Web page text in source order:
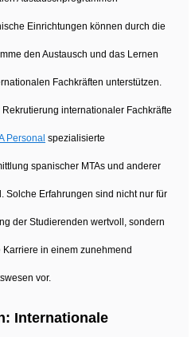
Einrichtungen können durch die
den Austausch und das Lernen
Fachkräften unterstützen.
internationaler Fachkräfte
Personal spezialisierte
spanischer MTAs und anderer
Solche Erfahrungen sind nicht nur für
der Studierenden wertvoll, sondern
in einem zunehmend
vor.
Internationale